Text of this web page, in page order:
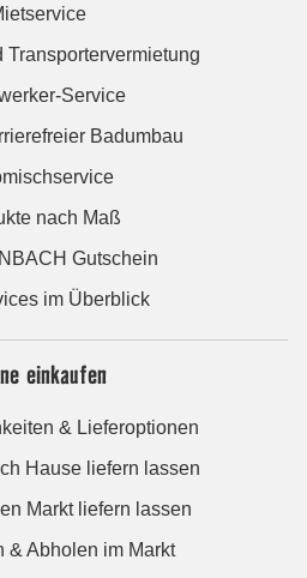
Transportervermietung
Service
Badumbau
nach Maß
Gutschein
im Überblick
einkaufen
& Lieferoptionen
Hause liefern lassen
Markt liefern lassen
& Abholen im Markt